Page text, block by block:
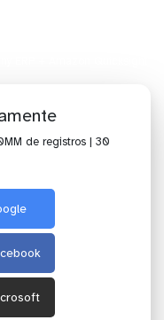
de registros | 30